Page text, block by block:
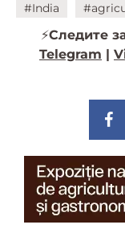
#India
⚡️Следите
Telegram